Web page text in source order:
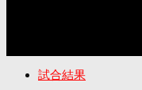
試合結果